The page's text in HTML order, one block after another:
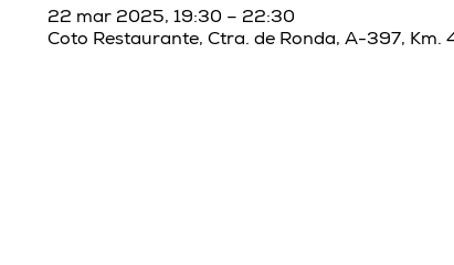
22 mar 2025, 19:30 – 22:30
Coto Restaurante, Ctra. de Ronda, A-397,